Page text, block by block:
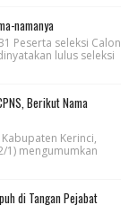
namanya
Peserta seleksi Calon
lulus seleksi
Berikut Nama
Kerinci,
1) mengumumkan
di Tangan Pejabat